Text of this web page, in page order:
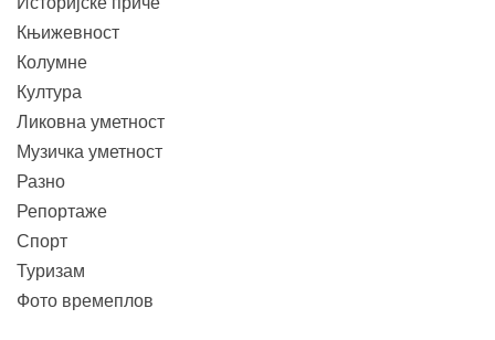
Књижевност
Колумне
Култура
Ликовна уметност
Музичка уметност
Разно
Репортаже
Спорт
Туризам
Фото времеплов